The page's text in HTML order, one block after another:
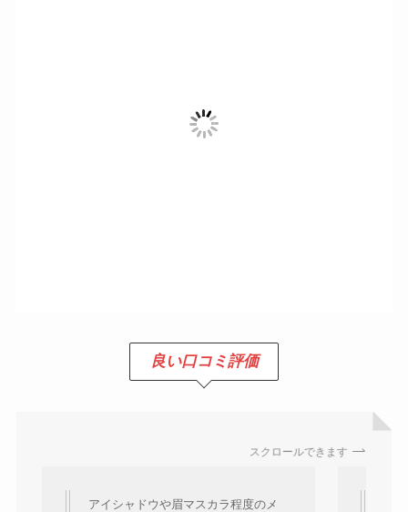
良い口コミ評価
スクロールできます
アイシャドウや眉マスカラ程度のメ